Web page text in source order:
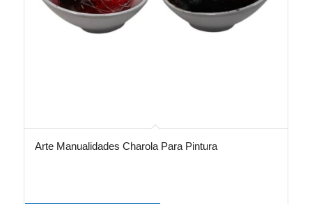
Arte Manualidades Charola Para Pintura